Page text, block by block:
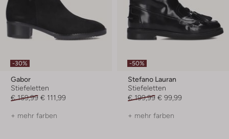
-30%
Gabor
Stiefeletten
€ 159,99 € 111,99
+ mehr farben
-50%
Stefano Lauran
Stiefeletten
€ 199,99 € 99,99
+ mehr farben